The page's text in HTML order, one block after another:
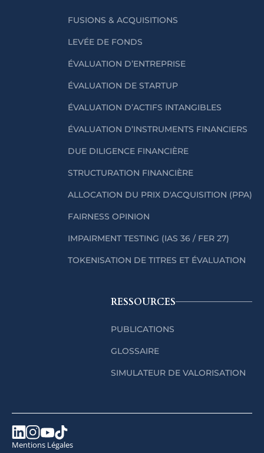
FUSIONS & ACQUISITIONS
LEVÉE DE FONDS
ÉVALUATION D’ENTREPRISE
ÉVALUATION DE STARTUP
ÉVALUATION D’ACTIFS INTANGIBLES
ÉVALUATION D’INSTRUMENTS FINANCIERS
DUE DILIGENCE FINANCIÈRE
STRUCTURATION FINANCIÈRE
ALLOCATION DU PRIX D'ACQUISITION (PPA)
FAIRNESS OPINION
IMPAIRMENT TESTING (IAS 36 / FER 27)
TOKENISATION DE TITRES ET ÉVALUATION
RESSOURCES
PUBLICATIONS
GLOSSAIRE
SIMULATEUR DE VALORISATION
Mentions Légales